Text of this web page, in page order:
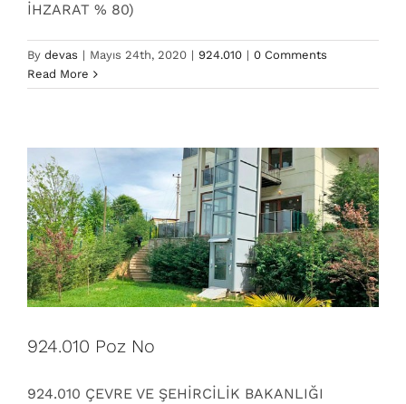
İHZARAT % 80)
By devas | Mayıs 24th, 2020 | 924.010 | 0 Comments
Read More
924.010 Poz No
35.735.1100
924.010 Poz No
924.010 ÇEVRE VE ŞEHİRCİLİK BAKANLIĞI